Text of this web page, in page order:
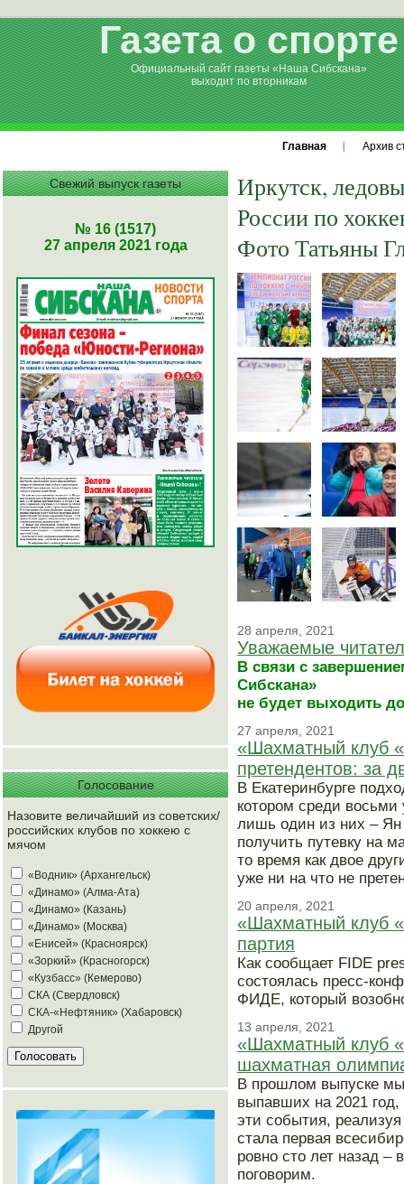
Газета о спорте
Официальный сайт газеты «Наша Сибскана»
выходит по вторникам
Главная Архив
Свежий выпуск газеты
№ 16 (1517)
27 апреля 2021 года
Голосование
Назовите величайший из советских/
российских клубов по хоккею с
мячом
«Водник» (Архангельск)
«Динамо» (Алма-Ата)
«Динамо» (Казань)
«Динамо» (Москва)
«Енисей» (Красноярск)
«Зоркий» (Красногорск)
«Кузбасс» (Кемерово)
СКА (Свердловск)
СКА-«Нефтяник» (Хабаровск)
Другой
Иркутск, л
России по
Фото Татьяны
28 апреля, 2021
Уважаемые
В связи с
Сибскана»
не будет выходить до
27 апреля, 2021
«Шахматный клуб
претендентов: за
В Екатеринбурге
котором среди
лишь один из них –
получить путевку на
то время как двое
уже ни на что не
20 апреля, 2021
«Шахматный клуб
партия
Как сообщает FIDE
состоялась пресс-
ФИДЕ, который
13 апреля, 2021
«Шахматный клуб
шахматная
В прошлом выпуске
выпавших на 2021 год,
эти события,
стала первая
ровно сто лет назад –
поговорим.